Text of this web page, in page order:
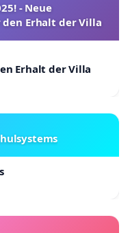
- Neue
Erhalt der Villa
Erhalt der Villa